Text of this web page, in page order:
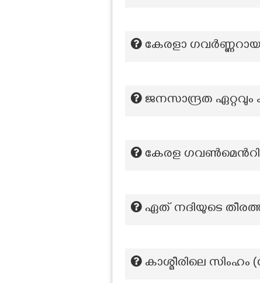
കേരളാ
ജനസാന്ദ്രത
കേരള
ഏത് നദിയുടെ
കാശ്മീരിലെ